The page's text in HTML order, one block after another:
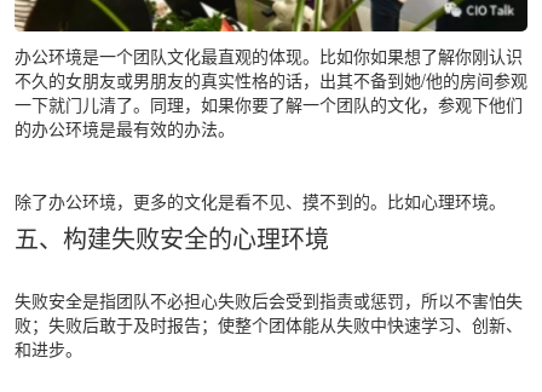
办公环境是一个团队文化最直观的体现。比如你如果想了解你刚认识
不久的女朋友或男朋友的真实性格的话，出其不备到她/他的房间参观
一下就门儿清了。同理，如果你要了解一个团队的文化，参观下他们
的办公环境是最有效的办法。
除了办公环境，更多的文化是看不见、摸不到的。比如心理环境。
五、构建失败安全的心理环境
失败安全是指团队不必担心失败后会受到指责或惩罚，所以不害怕失
败；失败后敢于及时报告；使整个团体能从失败中快速学习、创新、
和进步。